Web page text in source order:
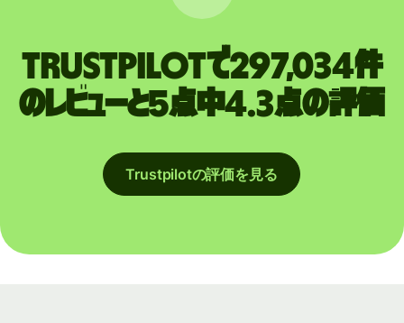
Trustpilotで297,034件
のレビューと5点中4.3点の評価
Trustpilotの評価を見る